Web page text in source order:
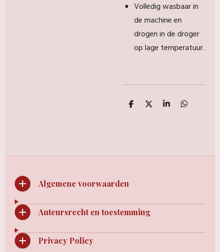
Volledig wasbaar in
de machine en
drogen in de droger
op lage temperatuur.
D D S D
Algemene voorwaarden
Auteursrecht en toestemming
Privacy Policy